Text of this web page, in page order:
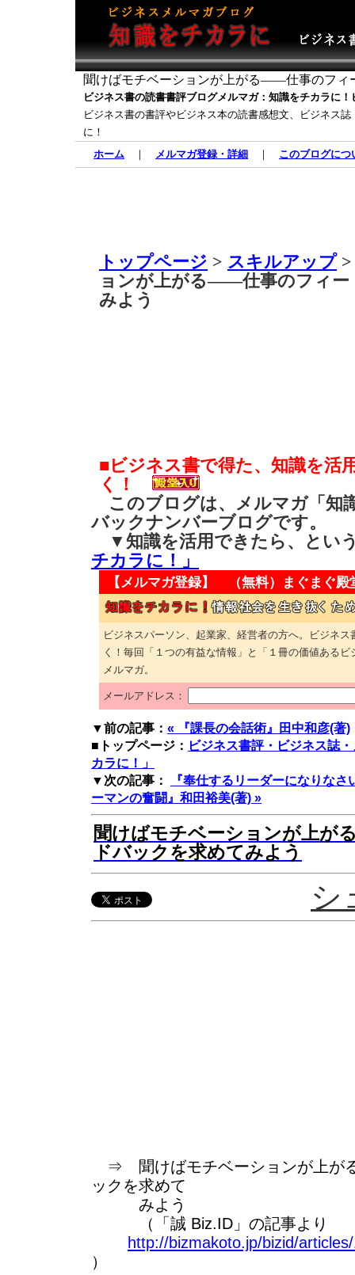
聞けばモチベーションが上がる――仕事のフィ
ビジネス書の読書書評ブログメルマガ：知識をチカラに
ビジネス書の書評やビジネス本の読書感想文、ビジネス
に！
ホーム ｜ メルマガ登録・詳細 ｜ このブログにつ
トップページ > スキルアップ>
ョンが上がる――仕事のフィー
みよう
■ビジネス書で得た、知識を活
く！
このブログは、メルマガ「知
バックナンバーブログです。
▼知識を活用できたら、と
チカラに！」
【メルマガ登録】 （無料） まぐまぐ殿
ビジネスパーソン、起業家、経営者の方へ。ビジネ
く！毎回「１つの有益な情報」と「１冊の価値ある
メルマガ。
メールアドレス：
▼前の記事： « 『課長の会話術』田中和彦(著)
■トップページ： ビジネス書評・ビジネス誌
カラに！」
▼次の記事：
『奉仕するリーダーになりな
ーマンの奮闘』和田裕美(著) »
聞けばモチベーションが上
ドバックを求めてみよう
シ
⇒ 聞けばモチベーションが上が
ックを求めて
みよう
（「誠 Biz.ID」の記事より
http://bizmakoto.jp/bizid/
）